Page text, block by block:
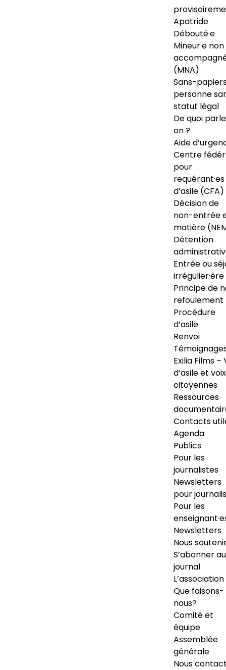
Apatride
Débouté·e
Mineur·e non
(MNA)
Sans-
personne
statut légal
De quoi
on ?
Aide
Centre
pour
requérant·es
d’asile (CFA)
Décision de
non-entrée
matière
Détention
Entrée ou
irrégulier·ère
Principe de
refoulement
Procédure
d’asile
Renvoi
Exilia Films –
d’asile et voix
citoyennes
Ressources
Contacts
Agenda
Publics
Pour les
journalistes
Newsletters
pour
Pour les
Newsletters
Nous
S’abonner au
journal
L’association
Que faisons-
nous?
Comité et
équipe
Assemblée
générale
Nous